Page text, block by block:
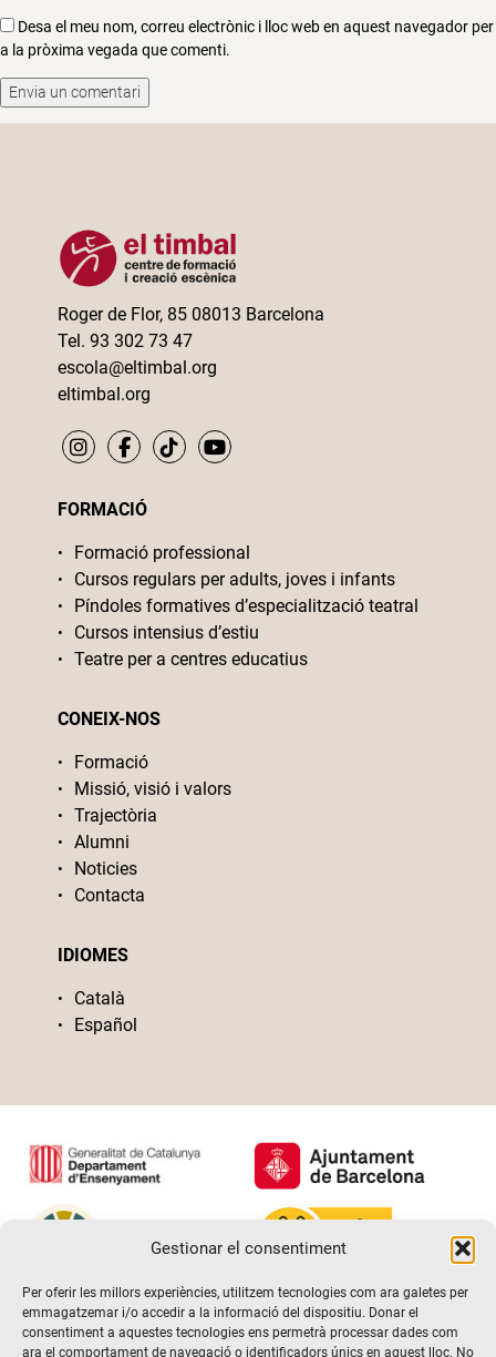
Gestionar el consentiment
Per oferir les millors experiències, utilitzem tecnologies com ara galetes per
emmagatzemar i/o accedir a la informació del dispositiu. Donar el
consentiment a aquestes tecnologies ens permetrà processar dades com
ara el comportament de navegació o identificadors únics en aquest lloc. No
Desa el meu nom, correu electrònic i lloc web en aquest navegador per
a la pròxima vegada que comenti.
Roger de Flor, 85 08013 Barcelona
Tel. 93 302 73 47
escola@eltimbal.org
eltimbal.org
FORMACIÓ
Formació professional
Cursos regulars per adults, joves i infants
Píndoles formatives d’especialització teatral
Cursos intensius d’estiu
Teatre per a centres educatius
CONEIX-NOS
Formació
Missió, visió i valors
Trajectòria
Alumni
Noticies
Contacta
IDIOMES
Català
Español